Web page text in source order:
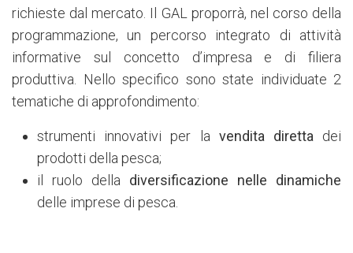
richieste dal mercato. Il GAL proporrà, nel corso della
programmazione, un percorso integrato di attività
informative sul concetto d’impresa e di filiera
produttiva. Nello specifico sono state individuate 2
tematiche di approfondimento:
strumenti innovativi per la vendita diretta dei
prodotti della pesca;
il ruolo della diversificazione nelle dinamiche
delle imprese di pesca.